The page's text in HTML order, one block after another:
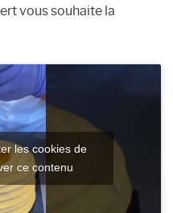
vous souhaite la
les cookies de
ce contenu